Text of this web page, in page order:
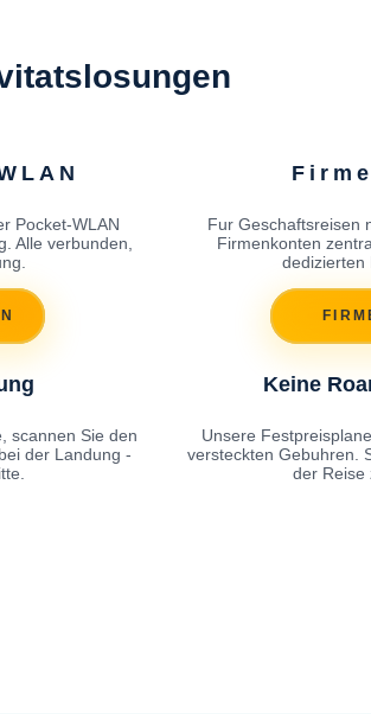
Pocket-WLAN
Alle verbunden,
Fur Geschaftsreisen
Firmenkonten
dedizierten
scannen Sie den
der Landung -
Keine
Unsere
versteckten Gebuhren.
der Reise